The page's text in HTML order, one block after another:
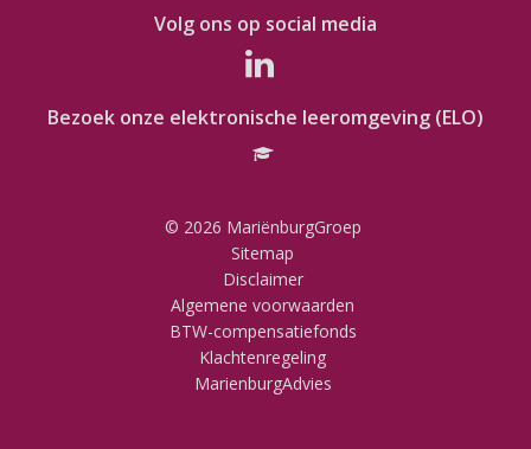
Volg ons op social media
Bezoek onze elektronische leeromgeving (ELO)
© 2026 MariënburgGroep
Sitemap
Disclaimer
Algemene voorwaarden
BTW-compensatiefonds
Klachtenregeling
MarienburgAdvies